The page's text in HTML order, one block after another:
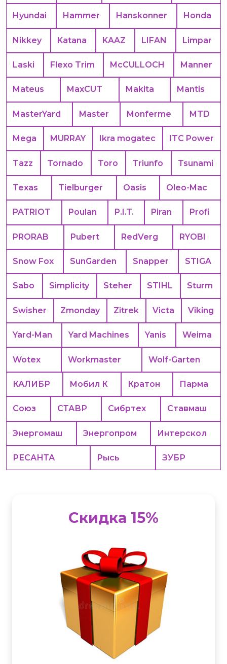
Hyundai Hammer Hanskonner Honda
Nikkey Katana KAAZ LIFAN Limpar
Laski Flexo Trim McCULLOCH Manner
Mateus MaxCUT Makita Mantis
MasterYard Master Monferme MTD
Mega MURRAY Ikra mogatec ITC Power
Tazz Tornado Toro Triunfo Tsunami
Texas Tielburger Oasis Oleo-Mac
PATRIOT Poulan P.I.T. Piran Profi
PRORAB Pubert RedVerg RYOBI
Snow Fox SunGarden Snapper STIGA
Sabo Simplicity Steher STIHL Sturm
Swisher Zmonday Zitrek Victa Viking
Yard-Man Yard Machines Yanis Weima
Wotex Workmaster Wolf-Garten
КАЛИБР Мобил К Кратон Парма
Союз СТАВР Сибртех Ставмаш
Энергомаш Энергопром Интерскол
РЕСАНТА Рысь ЗУБР
Скидка 15%